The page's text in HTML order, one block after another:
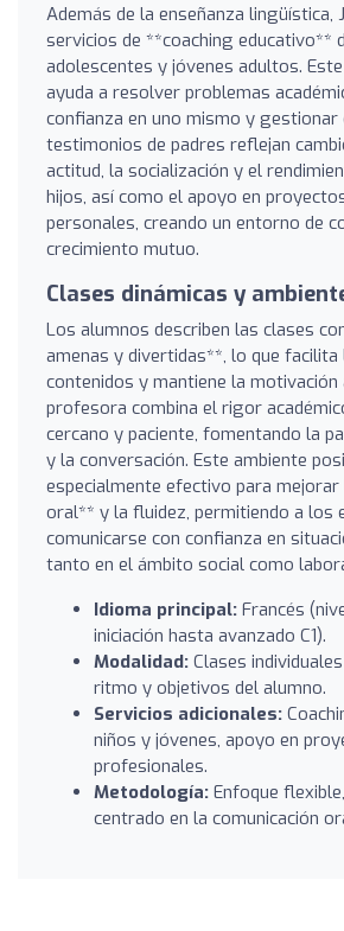
Además de la enseñanza lingüística,
servicios de **coaching educativo**
adolescentes y jóvenes adultos.
ayuda a resolver problemas
confianza en uno mismo y gestionar
testimonios de padres reflejan
actitud, la socialización y el
hijos, así como el apoyo en
personales, creando un entorno de
crecimiento mutuo.
Clases dinámicas y
Los alumnos describen las clases
amenas y divertidas**, lo que facilita
contenidos y mantiene la motivación
profesora combina el rigor
cercano y paciente, fomentando la
y la conversación. Este ambiente
especialmente efectivo para
oral** y la fluidez, permitiendo a los
comunicarse con confianza en
tanto en el ámbito social como
Idioma principal: Francés
iniciación hasta avanzado C1).
Modalidad: Clases
ritmo y objetivos del alumno.
Servicios adicionales:
niños y jóvenes, apoyo en
profesionales.
Metodología: Enfoque
centrado en la comunicación